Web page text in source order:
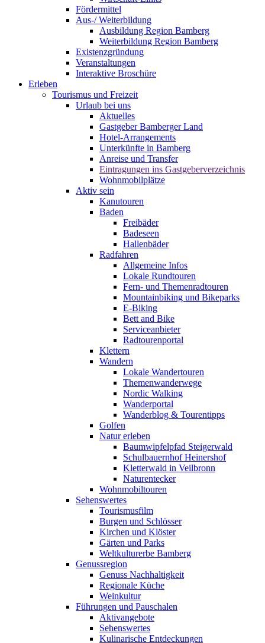
Fördermittel
Aus-/ Weiterbildung
Ausbildung Region Bamberg
Weiterbildung Region Bamberg
Existenzgründung
Veranstaltungen
Interaktive Broschüre
Erleben
Tourismus und Freizeit
Urlaub bei uns
Aktuelles
Gastgeber Bamberger Land
Hotel-Arrangements
Unterkünfte in Bamberg
Anreise und Transfer
Eintragungen ins Gastgeberverzeichnis
Wohnmobilplätze
Aktiv sein
Kanutouren
Baden
Freibäder
Badeseen
Hallenbäder
Radfahren
Allgemeine Infos
Lokale Rundtouren
Fern- und Themenradtouren
Mountainbiking und Bikeparks
E-Biking
Bett and Bike
Serviceanbieter
Radtourenportal
Klettern
Wandern
Lokale Wandertouren
Themenwanderwege
Nordic Walking
Wanderportal
Wanderblog & Tourentipps
Golfen
Natur erleben
Baumwipfelpfad Steigerwald
Schulbauernhof Heinershof
Kletterwald in Veilbronn
Naturentecker
Wohnmobiltouren
Sehenswertes
Tourismusfilm
Burgen und Schlösser
Kirchen und Klöster
Gärten und Parks
Weltkulturerbe Bamberg
Genussregion
Genuss Nachhaltigkeit
Regionale Küche
Weinkultur
Führungen und Pauschalen
Aktivangebote
Sehenswertes
Kulinarische Entdeckungen